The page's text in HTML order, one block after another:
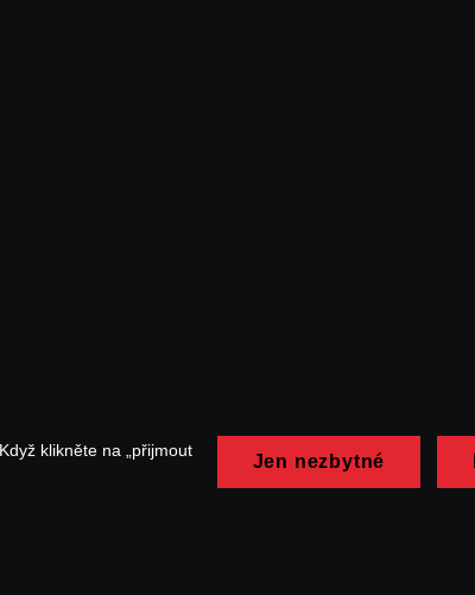
klikněte na „přijmout
Jen nezbytné